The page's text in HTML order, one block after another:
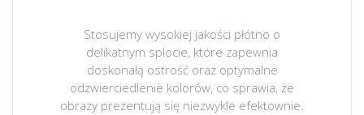
Stosujemy wysokiej jakości płótno o
delikatnym splocie, które zapewnia
doskonałą ostrość oraz optymalne
odzwierciedlenie kolorów, co sprawia, że
obrazy prezentują się niezwykle efektownie.